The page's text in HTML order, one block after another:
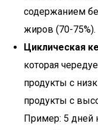
содержанием
жиров (70-75%).
Циклическая
которая
продукты с
продукты с
Пример: 5 дней